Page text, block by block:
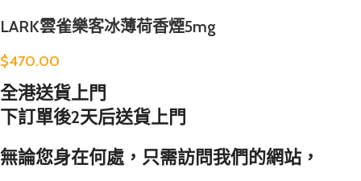
LARK雲雀樂客冰薄荷香煙5mg
$470.00
全港送貨上門
下訂單後2天后送貨上門
無論您身在何處，只需訪問我們的網站，